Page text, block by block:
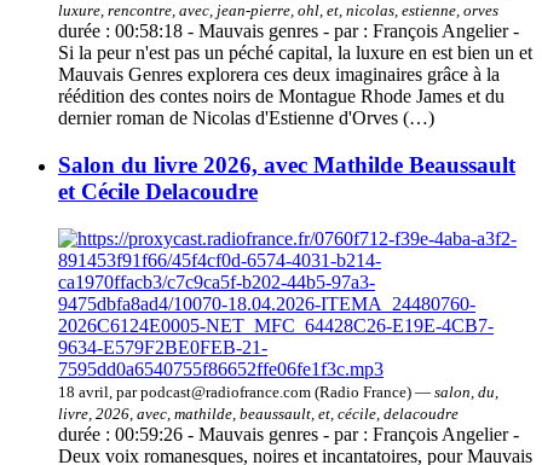
luxure, rencontre, avec, jean-pierre, ohl, et, nicolas, estienne, orves
durée : 00:58:18 - Mauvais genres - par : François Angelier -
Si la peur n'est pas un péché capital, la luxure en est bien un et
Mauvais Genres explorera ces deux imaginaires grâce à la
réédition des contes noirs de Montague Rhode James et du
dernier roman de Nicolas d'Estienne d'Orves (…)
Salon du livre 2026, avec Mathilde Beaussault
et Cécile Delacoudre
18 avril, par podcast@radiofrance.com (Radio France) — salon, du,
livre, 2026, avec, mathilde, beaussault, et, cécile, delacoudre
durée : 00:59:26 - Mauvais genres - par : François Angelier -
Deux voix romanesques, noires et incantatoires, pour Mauvais